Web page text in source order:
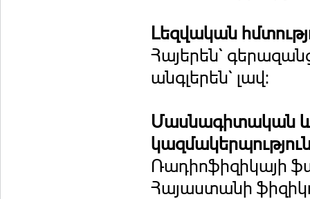
Լեզվական
Հայերեն`
անգլերեն` լավ:
Մասնագիտական
Ռադիոֆիզիկայի
Հայաստանի